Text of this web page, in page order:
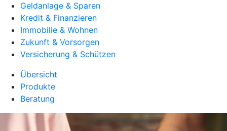
Geldanlage & Sparen
Kredit & Finanzieren
Immobilie & Wohnen
Zukunft & Vorsorgen
Versicherung & Schützen
Übersicht
Produkte
Beratung